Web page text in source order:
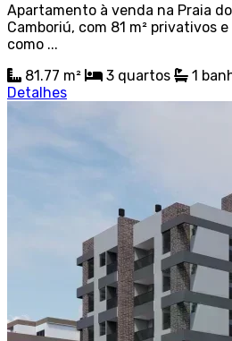
Apartamento à venda na Praia
Camboriú, com 81 m² privativos
como ...
81.77 m²
3 quartos 1
Detalhes